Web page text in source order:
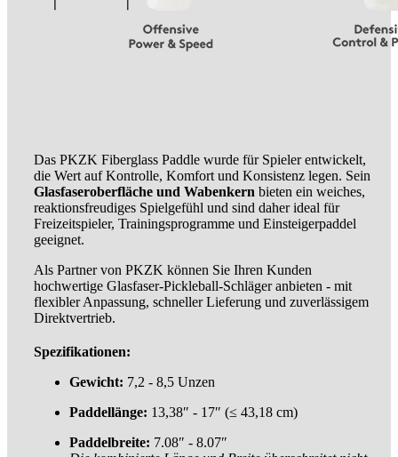
Das PKZK Fiberglass Paddle wurde für Spieler entwickelt,
die Wert auf Kontrolle, Komfort und Konsistenz legen. Sein
Glasfaseroberfläche und Wabenkern bieten ein weiches,
reaktionsfreudiges Spielgefühl und sind daher ideal für
Freizeitspieler, Trainingsprogramme und Einsteigerpaddel
geeignet.
Als Partner von PKZK können Sie Ihren Kunden
hochwertige Glasfaser-Pickleball-Schläger anbieten - mit
flexibler Anpassung, schneller Lieferung und zuverlässigem
Direktvertrieb.
Spezifikationen:
Gewicht: 7,2 - 8,5 Unzen
Paddellänge: 13,38″ - 17″ (≤ 43,18 cm)
Paddelbreite: 7.08″ - 8.07″